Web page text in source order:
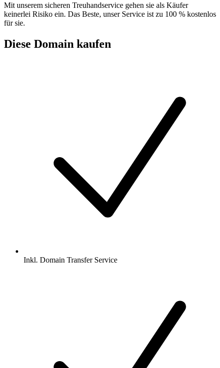
Mit unserem sicheren Treuhandservice gehen sie als Käufer
keinerlei Risiko ein. Das Beste, unser Service ist zu 100 % kostenlos
für sie.
Diese Domain kaufen
Inkl. Domain Transfer Service